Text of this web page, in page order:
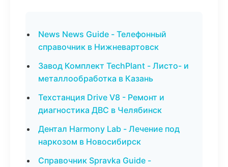
News News Guide - Телефонный
справочник в Нижневартовск
Завод Комплект TechPlant - Листо- и
металлообработка в Казань
Техстанция Drive V8 - Ремонт и
диагностика ДВС в Челябинск
Дентал Harmony Lab - Лечение под
наркозом в Новосибирск
Справочник Spravka Guide -